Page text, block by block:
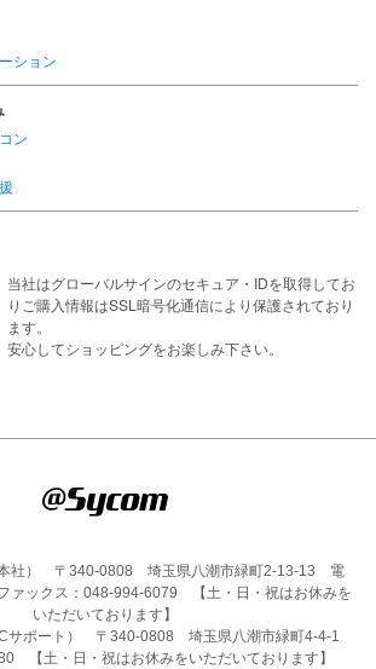
ション
ン
当社はグローバルサインのセキュア・IDを取得してお
りご購入情報はSSL暗号化通信により保護されており
ます。
安心してショッピングをお楽しみ下さい。
本社） 〒340-0808 埼玉県八潮市緑町2-13-13 電
ックス：048-994-6079 【土・日・祝はお休みを
いただいております】
サポート） 〒340-0808 埼玉県八潮市緑町4-4-1
【土・日・祝はお休みをいただいております】